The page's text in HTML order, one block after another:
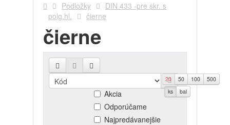
Podložky
DIN 433 -pre skr. s
polg.hl.
čierne
čierne
Akcia
Odporúčame
Najpredávanejšie
20 50 100
500
ks
bal